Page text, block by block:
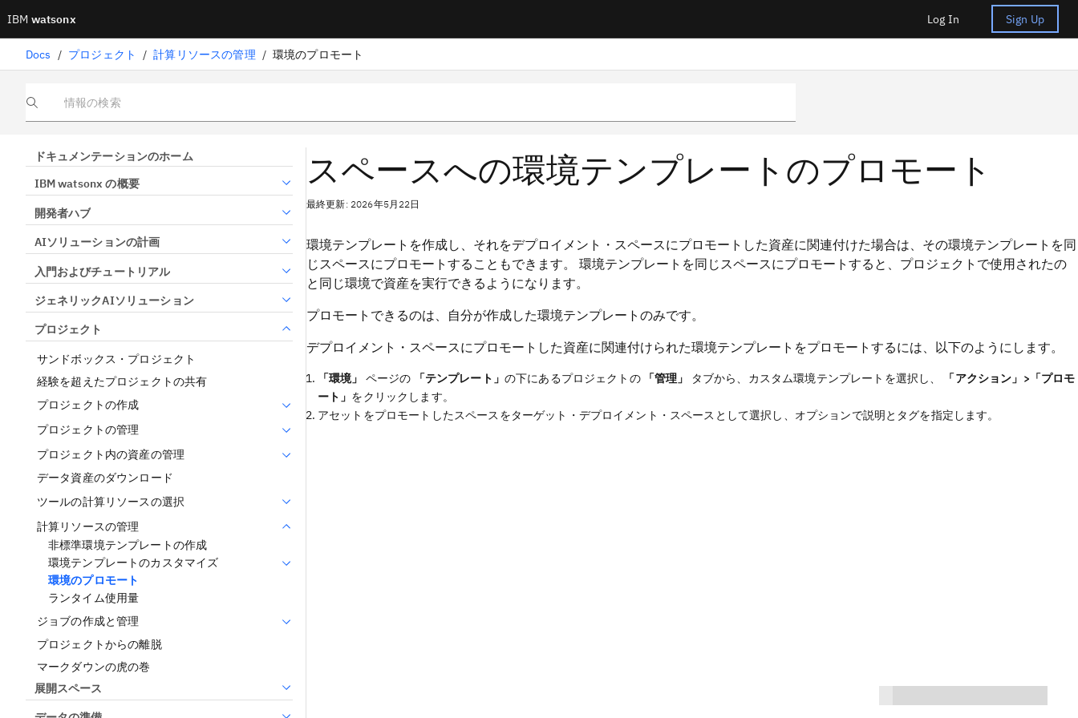
IBM watsonx Log In Sign Up
Docs / プロジェクト / 計算リソースの管理 / 環境のプロモート
情報の検索
ドキュメンテーションのホーム
IBM watsonx の概要
開発者ハブ
AIソリューションの計画
入門およびチュートリアル
ジェネリックAIソリューション
プロジェクト
サンドボックス・プロジェクト
経験を超えたプロジェクトの共有
プロジェクトの作成
プロジェクトの管理
プロジェクト内の資産の管理
データ資産のダウンロード
ツールの計算リソースの選択
計算リソースの管理
非標準環境テンプレートの作成
環境テンプレートのカスタマイズ
環境のプロモート
ランタイム使用量
ジョブの作成と管理
プロジェクトからの離脱
マークダウンの虎の巻
展開スペース
スペースへの環境テンプレートのプロモート
最終更新: 2026年5月22日
環境テンプレートを作成し、それをデプロイメント・スペースにプロモートした資産に関連付けた場合は、その環境テンプレートを同
じスペースにプロモートすることもできます。 環境テンプレートを同じスペースにプロモートすると、プロジェクトで使用されたの
と同じ環境で資産を実行できるようになります。
プロモートできるのは、自分が作成した環境テンプレートのみです。
デプロイメント・スペースにプロモートした資産に関連付けられた環境テンプレートをプロモートするには、以下のようにします。
「環境」 ページの 「テンプレート」 の下にあるプロジェクトの 「管理」 タブから、カスタム環境テンプレートを選択し、
「アクション」>「プロモ
ート」 をクリックします。
アセットをプロモートしたスペースをターゲット・デプロイメント・スペースとして選択し、オプションで説明とタグを指定します。